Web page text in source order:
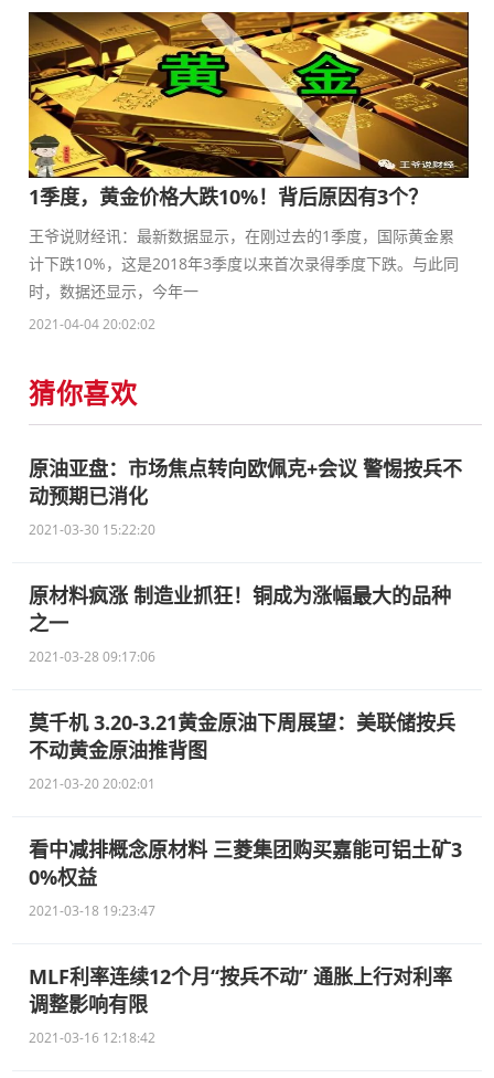
1季度，黄金价格大跌10%！背后原因有3个？
王爷说财经讯：最新数据显示，在刚过去的1季度，国际黄金累
计下跌10%，这是2018年3季度以来首次录得季度下跌。与此同
时，数据还显示，今年一
2021-04-04 20:02:02
猜你喜欢
原油亚盘：市场焦点转向欧佩克+会议 警惕按兵不
动预期已消化
2021-03-30 15:22:20
原材料疯涨 制造业抓狂！铜成为涨幅最大的品种
之一
2021-03-28 09:17:06
莫千机 3.20-3.21黄金原油下周展望：美联储按兵
不动黄金原油推背图
2021-03-20 20:02:01
看中减排概念原材料 三菱集团购买嘉能可铝土矿3
0%权益
2021-03-18 19:23:47
MLF利率连续12个月“按兵不动” 通胀上行对利率
调整影响有限
2021-03-16 12:18:42